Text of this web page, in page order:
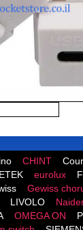
CHINT
ETEK eurolux
Gewiss
LIVOLO
OMEGA ON